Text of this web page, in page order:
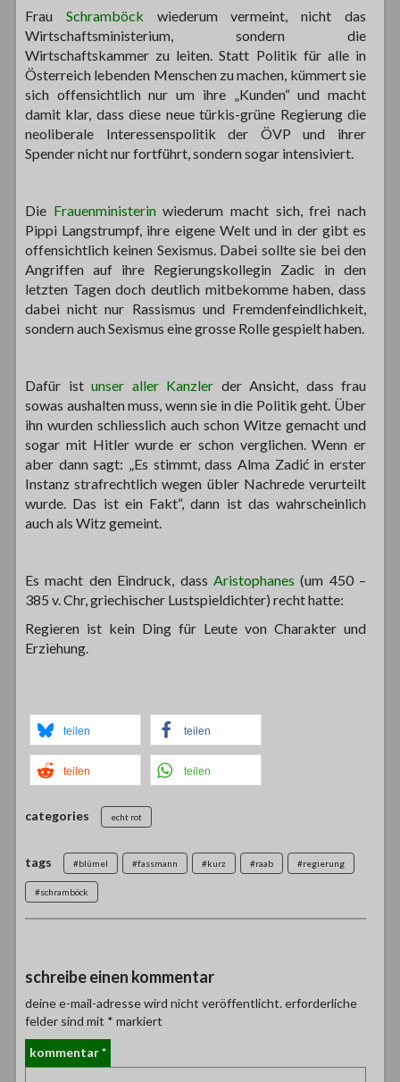
Frau Schramböck wiederum vermeint, nicht das
Wirtschaftsministerium, sondern die
Wirtschaftskammer zu leiten. Statt Politik für alle in
Österreich lebenden Menschen zu machen, kümmert sie
sich offensichtlich nur um ihre „Kunden“ und macht
damit klar, dass diese neue türkis-grüne Regierung die
neoliberale Interessenspolitik der ÖVP und ihrer
Spender nicht nur fortführt, sondern sogar intensiviert.
Die Frauenministerinwiederum macht sich, frei nach
Pippi Langstrumpf, ihre eigene Welt und in der gibt es
offensichtlich keinen Sexismus. Dabei sollte sie bei den
Angriffen auf ihre Regierungskollegin Zadic in den
letzten Tagen doch deutlich mitbekomme haben, dass
dabei nicht nur Rassismus und Fremdenfeindlichkeit,
sondern auch Sexismus eine grosse Rolle gespielt haben.
Dafür ist unser aller Kanzler der Ansicht, dass frau
sowas aushalten muss, wenn sie in die Politik geht. Über
ihn wurden schliesslich auch schon Witze gemacht und
sogar mit Hitler wurde er schon verglichen. Wenn er
aber dann sagt: „Es stimmt, dass Alma Zadić in erster
Instanz strafrechtlich wegen übler Nachrede verurteilt
wurde. Das ist ein Fakt“, dann ist das wahrscheinlich
auch als Witz gemeint.
Es macht den Eindruck, dass Aristophanes (um 450 –
385 v. Chr, griechischer Lustspieldichter) recht hatte:
Regieren ist kein Ding für Leute von Charakter und
Erziehung.
teilen teilen
teilen teilen
categories echt rot
tags #blümel #fassmann #kurz #raab #regierung
#schramböck
schreibe einen kommentar
deine e-mail-adresse wird nicht veröffentlicht.erforderliche
felder sind mit * markiert
kommentar*